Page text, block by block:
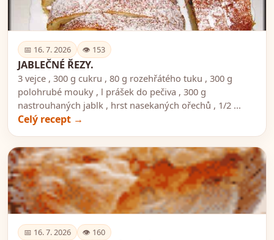
📅 16. 7. 2026 👁 153
JABLEČNÉ ŘEZY.
3 vejce , 300 g cukru , 80 g rozehřátého tuku , 300 g
polohrubé mouky , l prášek do pečiva , 300 g
nastrouhaných jablk , hrst nasekaných ořechů , 1/2 ...
Celý recept →
📅 16. 7. 2026 👁 160